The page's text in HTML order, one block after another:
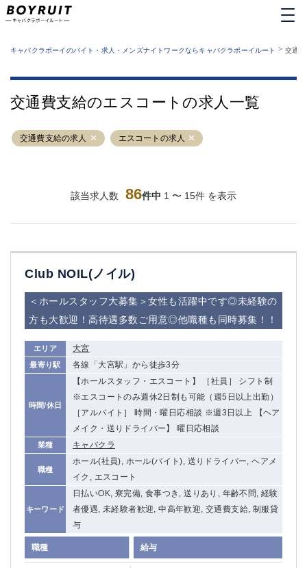
業種から探す
運営者情報
サイトマップ
キャバクラボーイのバイト・求人・メンズナイトワークならキャバクラボーイルート > 交通
交通費支給のエスコートの求人一覧
交通費支給の求人 エスコートの求人
該当求人数 86件中 1 〜 15件 を表示
Club NOIL(ノイル)
＜ホールスタッフ大募集＞女性も活躍中です◎未経験の
方も大歓迎！高待遇多数ご用意◎他職種も同時募集！！
エリア 大宮
最寄り駅 各線「大宮駅」から徒歩3分
時間/休日
【ホールスタッフ・エスコート】 ［社員］ シフト制
※エスコートのみ週休2日制も可能（週5日以上出勤）
［アルバイト］ 時間・曜日応相談 ※週3日以上 【ヘア
メイク・送りドライバー】 曜日応相談
業種 キャバクラ
職種
ホール(社員), ホール(バイト), 送りドライバー, ヘアメ
イク, エスコート
キーワード
日払いOK, 寮完備, 食事つき, 送りあり, 年齢不問, 経験
者優遇, 未経験者歓迎, 中高年歓迎, 交通費支給, 制服貸
与
職種 給与
六本木
池袋
吉祥寺
練馬
恵比寿
蒲田
①六本木 ②西麻布
大山
赤羽
品川
蒲田東口
立川（南口）
新宿
西葛西
葛西
中目黒
ひばりヶ丘（北口）
学芸大学
吉祥寺（南口／公園口）
自由が丘
吉祥寺（北口／東口）
下北沢・経堂
金町（北口）
成増駅徒歩3分の好立地！①JR埼京線「赤羽駅」から徒歩2分 ②東
三軒茶屋（南口）
①歌舞伎町 ②新宿 ③西部新宿 ③東新宿
①歌舞伎町 ②新宿